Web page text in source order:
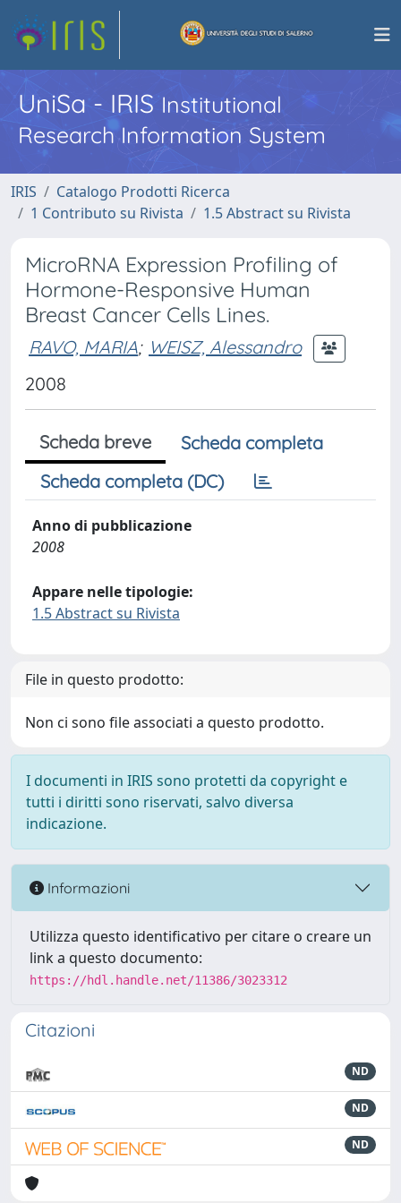
UniSa - IRISInstitutional
Research Information System
IRIS
Catalogo Prodotti Ricerca
1 Contributo su Rivista
1.5 Abstract su Rivista
MicroRNA Expression Profiling of
Hormone-Responsive Human
Breast Cancer Cells Lines.
RAVO, MARIA; WEISZ, Alessandro
2008
Scheda breve
Scheda completa
Scheda completa (DC)
Anno di pubblicazione
2008
Appare nelle tipologie:
1.5 Abstract su Rivista
File in questo prodotto:
Non ci sono file associati a questo prodotto.
I documenti in IRIS sono protetti da copyright e
tutti i diritti sono riservati, salvo diversa
indicazione.
Informazioni
Utilizza questo identificativo per citare o creare un
link a questo documento:
https://hdl.handle.net/11386/3023312
Citazioni
ND
ND
ND